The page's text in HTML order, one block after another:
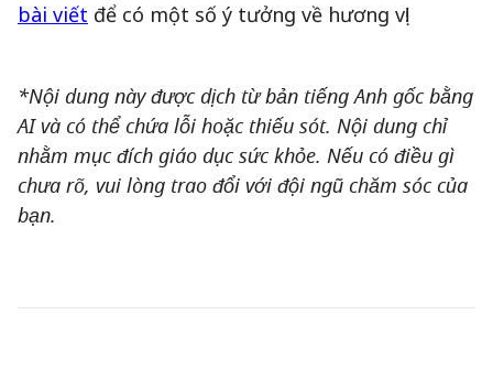
bài viết để có một số ý tưởng về hương vị!
*Nội dung này được dịch từ bản tiếng Anh gốc bằng
AI và có thể chứa lỗi hoặc thiếu sót. Nội dung chỉ
nhằm mục đích giáo dục sức khỏe. Nếu có điều gì
chưa rõ, vui lòng trao đổi với đội ngũ chăm sóc của
bạn.